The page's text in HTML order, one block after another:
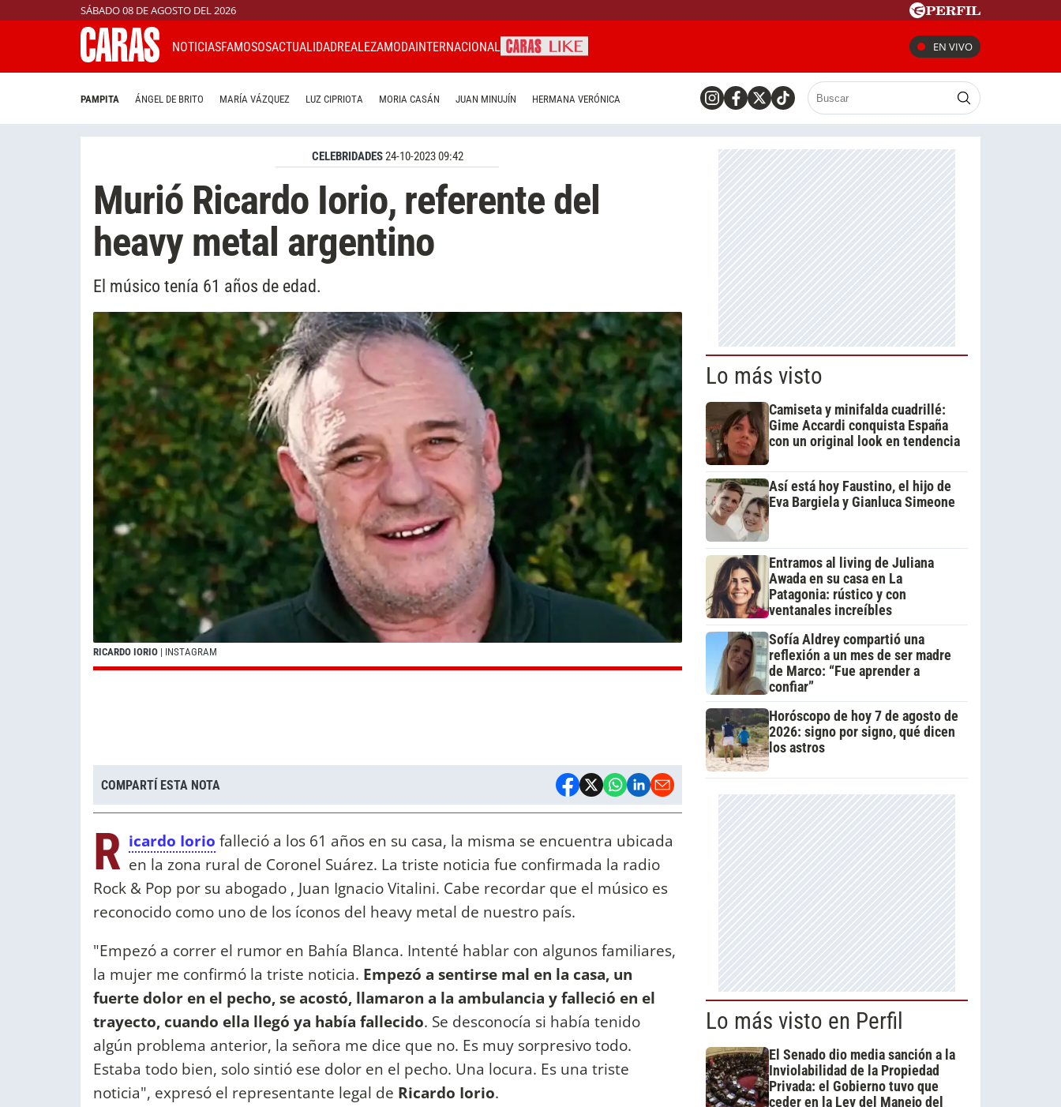
SÁBADO 08 DE AGOSTO DEL 2026
NOTICIASFAMOSOSACTUALIDADREALEZAMODAINTERNACIONAL EN VIVO
PAMPITA ÁNGEL DE BRITO MARÍA VÁZQUEZ LUZ CIPRIOTA MORIA CASÁN JUAN MINUJÍN HERMANA VERÓNICA
CELEBRIDADES24-10-2023 09:42
Murió Ricardo Iorio, referente del
heavy metal argentino
El músico tenía 61 años de edad.
RICARDO IORIO | INSTAGRAM
COMPARTÍ ESTA NOTA
R icardo Iorio falleció a los 61 años en su casa, la misma se encuentra ubicada
en la zona rural de Coronel Suárez. La triste noticia fue confirmada la radio
Rock & Pop por su abogado , Juan Ignacio Vitalini. Cabe recordar que el músico es
reconocido como uno de los íconos del heavy metal de nuestro país.
"Empezó a correr el rumor en Bahía Blanca. Intenté hablar con algunos familiares,
la mujer me confirmó la triste noticia. Empezó a sentirse mal en la casa, un
fuerte dolor en el pecho, se acostó, llamaron a la ambulancia y falleció en el
trayecto, cuando ella llegó ya había fallecido. Se desconocía si había tenido
algún problema anterior, la señora me dice que no. Es muy sorpresivo todo.
Estaba todo bien, solo sintió ese dolor en el pecho. Una locura. Es una triste
noticia", expresó el representante legal de Ricardo Iorio.
Lo más visto
Camiseta y minifalda cuadrillé:
Gime Accardi conquista España
con un original look en tendencia
Así está hoy Faustino, el hijo de
Eva Bargiela y Gianluca Simeone
Entramos al living de Juliana
Awada en su casa en La
Patagonia: rústico y con
ventanales increíbles
Sofía Aldrey compartió una
reflexión a un mes de ser madre
de Marco: “Fue aprender a
confiar”
Horóscopo de hoy 7 de agosto de
2026: signo por signo, qué dicen
los astros
Lo más visto en Perfil
El Senado dio media sanción a la
Inviolabilidad de la Propiedad
Privada: el Gobierno tuvo que
ceder en la Ley del Manejo del